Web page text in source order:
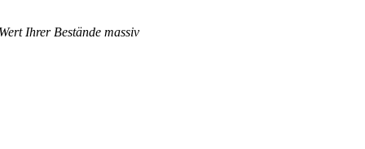
Ihrer Bestände massiv